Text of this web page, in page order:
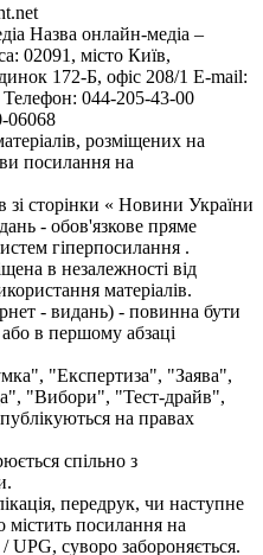
Назва онлайн-медіа –
02091, місто Київ,
172-Б, офіс 208/1 E-mail:
Телефон: 044-205-43-00
06068
розміщених на
посилання на
зі сторінки « Новини України
- обов'язкове пряме
гіперпосилання .
в незалежності від
матеріалів.
- видань) - повинна бути
в першому абзаці
"Експертиза", "Заява",
"Вибори", "Тест-драйв",
на правах
спільно з
передрук, чи наступне
посилання на
UPG, суворо забороняється.